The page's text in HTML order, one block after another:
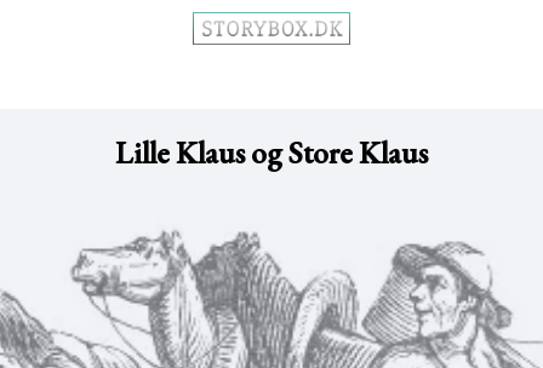
Lille Klaus og Store Klaus